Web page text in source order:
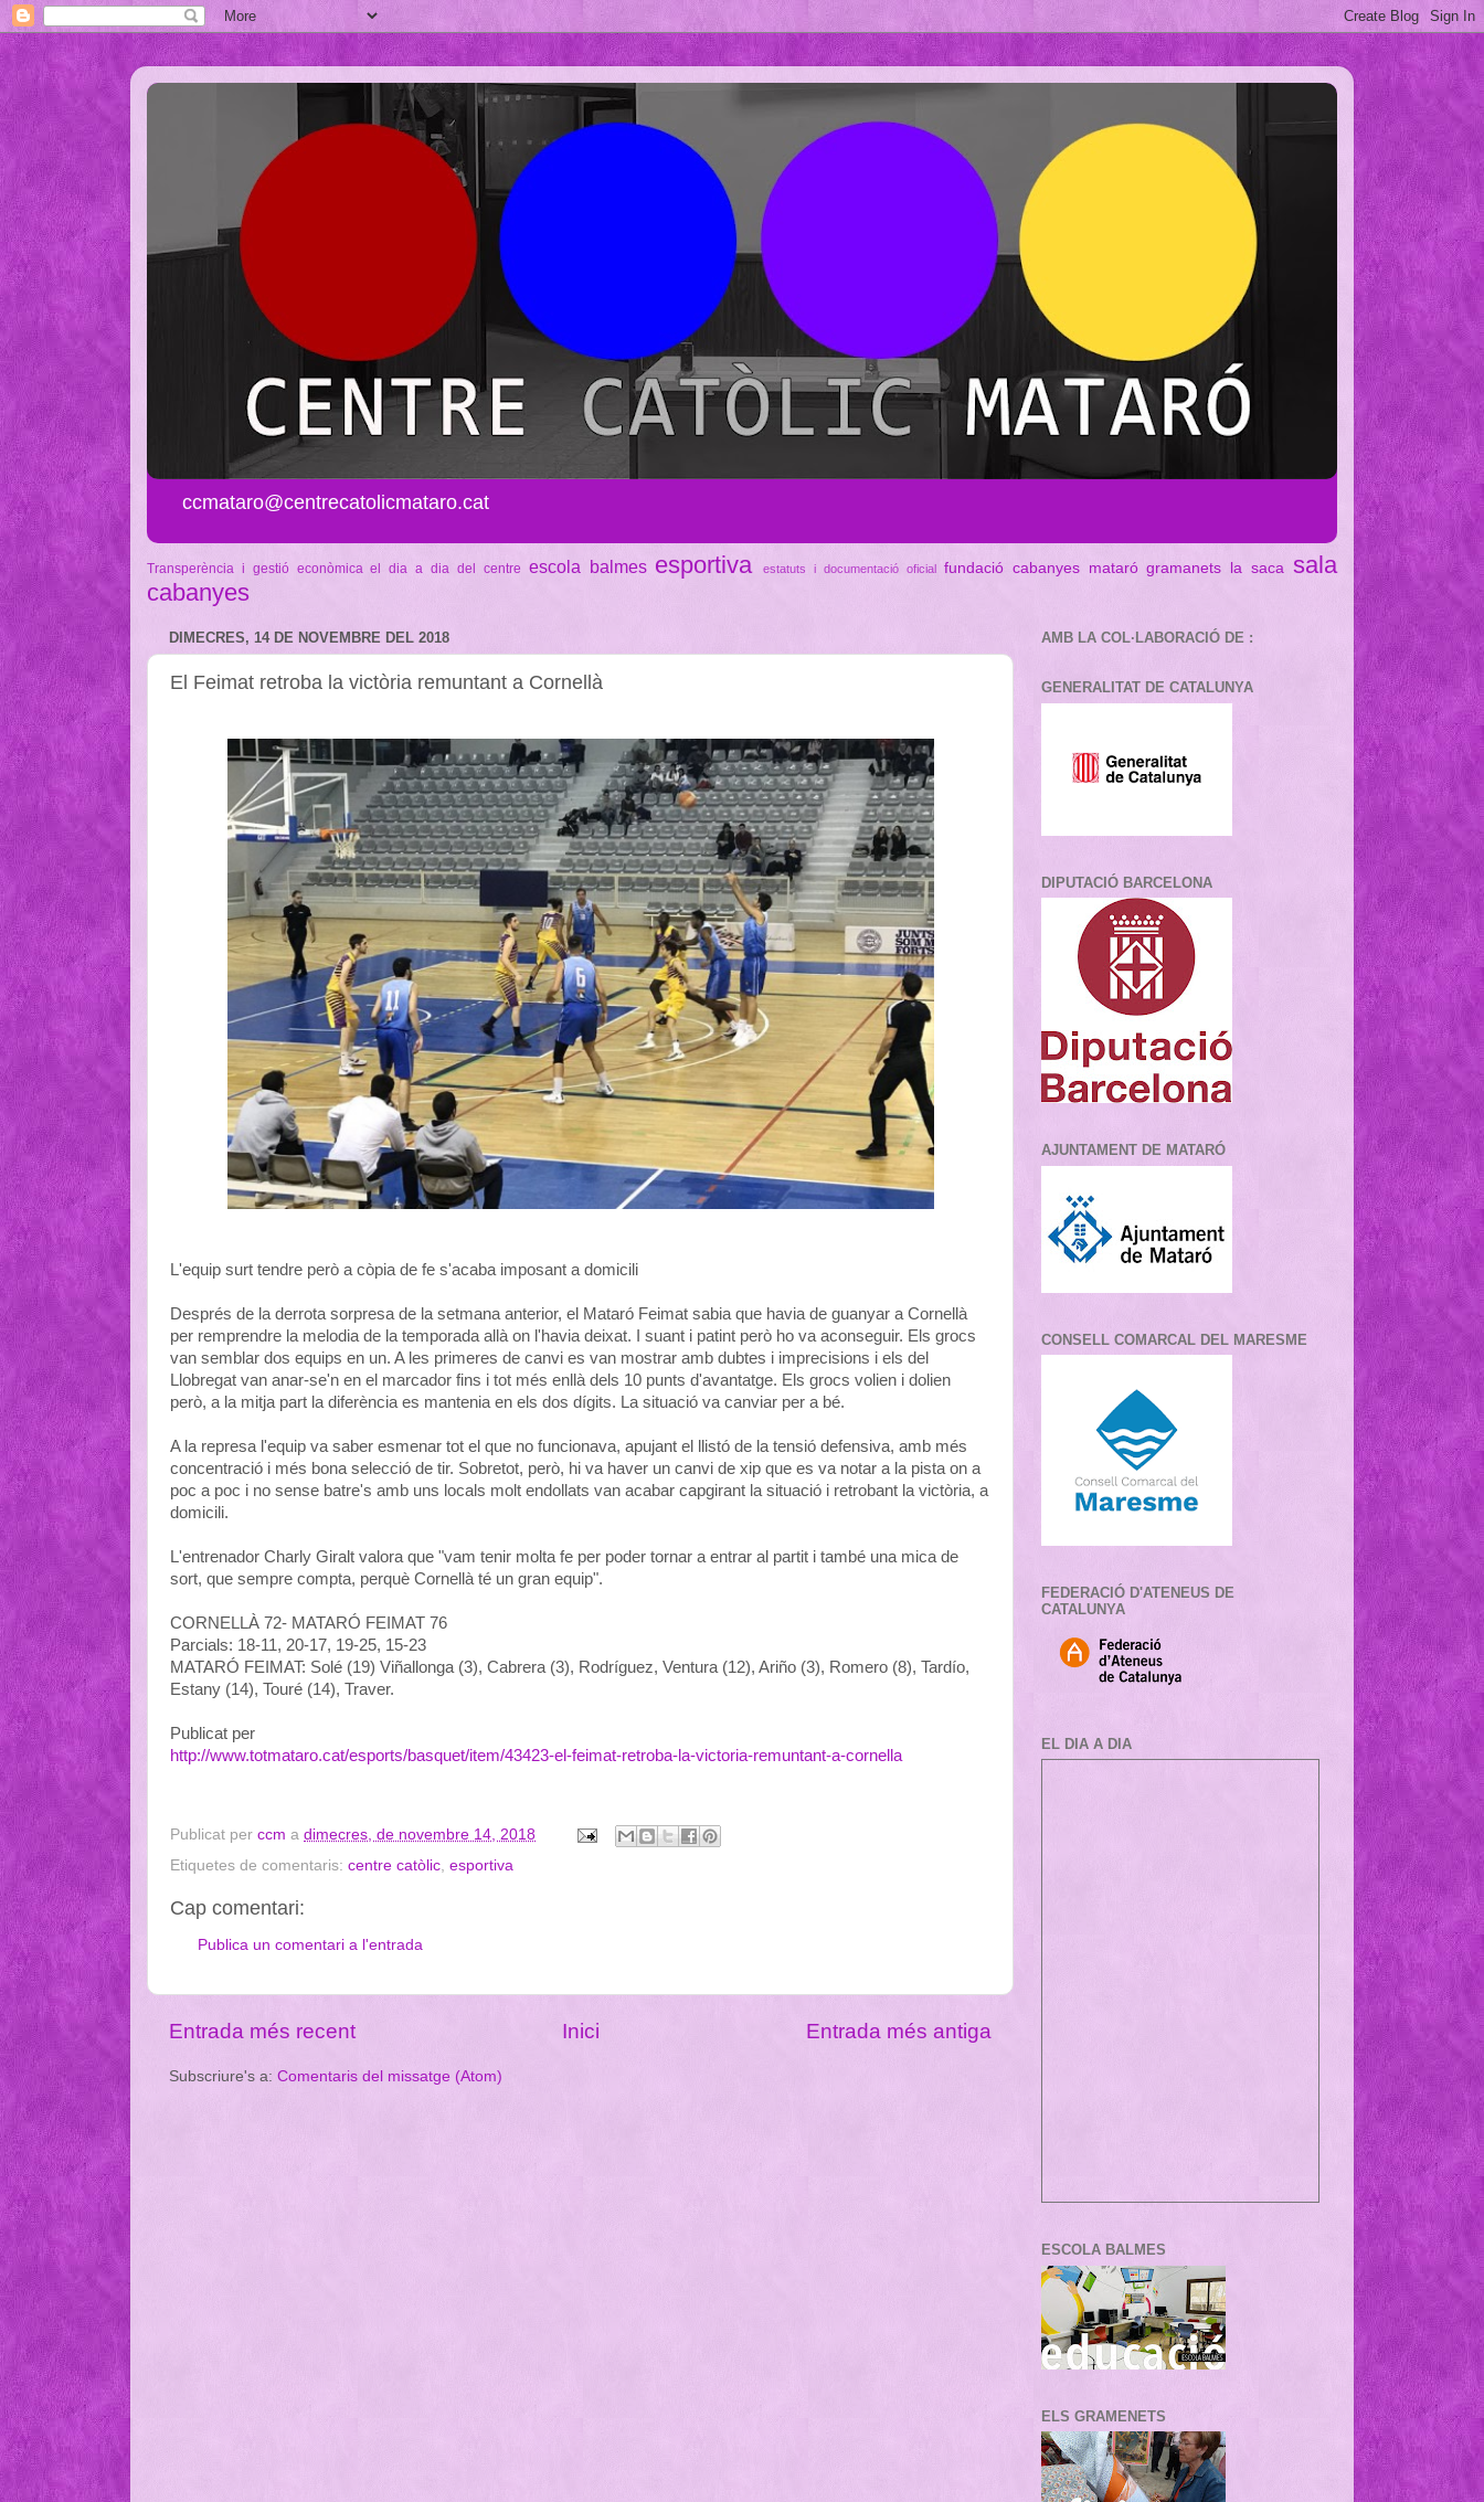
ccmataro@centrecatolicmataro.cat
Transperència i gestió econòmica el dia a dia del centre escola balmes esportiva estatuts i documentació oficial fundació cabanyes mataró gramanets la saca
sala
cabanyes
DIMECRES, 14 DE NOVEMBRE DEL 2018
El Feimat retroba la victòria remuntant a Cornellà
L'equip surt tendre però a còpia de fe s'acaba imposant a domicili
Després de la derrota sorpresa de la setmana anterior, el Mataró Feimat sabia que havia de guanyar a Cornellà
per remprendre la melodia de la temporada allà on l'havia deixat. I suant i patint però ho va aconseguir. Els grocs
van semblar dos equips en un. A les primeres de canvi es van mostrar amb dubtes i imprecisions i els del
Llobregat van anar-se'n en el marcador fins i tot més enllà dels 10 punts d'avantatge. Els grocs volien i dolien
però, a la mitja part la diferència es mantenia en els dos dígits. La situació va canviar per a bé.
A la represa l'equip va saber esmenar tot el que no funcionava, apujant el llistó de la tensió defensiva, amb més
concentració i més bona selecció de tir. Sobretot, però, hi va haver un canvi de xip que es va notar a la pista on a
poc a poc i no sense batre's amb uns locals molt endollats van acabar capgirant la situació i retrobant la victòria, a
domicili.
L'entrenador Charly Giralt valora que "vam tenir molta fe per poder tornar a entrar al partit i també una mica de
sort, que sempre compta, perquè Cornellà té un gran equip".
CORNELLÀ 72- MATARÓ FEIMAT 76
Parcials: 18-11, 20-17, 19-25, 15-23
MATARÓ FEIMAT: Solé (19) Viñallonga (3), Cabrera (3), Rodríguez, Ventura (12), Ariño (3), Romero (8), Tardío,
Estany (14), Touré (14), Traver.
Publicat per
http://www.totmataro.cat/esports/basquet/item/43423-el-feimat-retroba-la-victoria-remuntant-a-cornella
Publicat per ccm a dimecres, de novembre 14, 2018
Etiquetes de comentaris: centre catòlic, esportiva
Cap comentari:
Publica un comentari a l'entrada
Entrada més recent Entrada més antiga
Inici
Subscriure's a: Comentaris del missatge (Atom)
AMB LA COL·LABORACIÓ DE :
GENERALITAT DE CATALUNYA
DIPUTACIÓ BARCELONA
AJUNTAMENT DE MATARÓ
CONSELL COMARCAL DEL MARESME
FEDERACIÓ D'ATENEUS DE
CATALUNYA
EL DIA A DIA
ESCOLA BALMES
ELS GRAMENETS